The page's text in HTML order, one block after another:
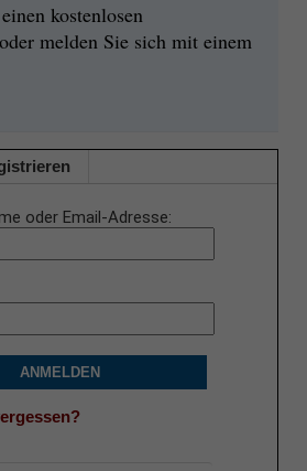
kostenlosen
melden Sie sich mit einem
oder Email-Adresse
ANMELDEN